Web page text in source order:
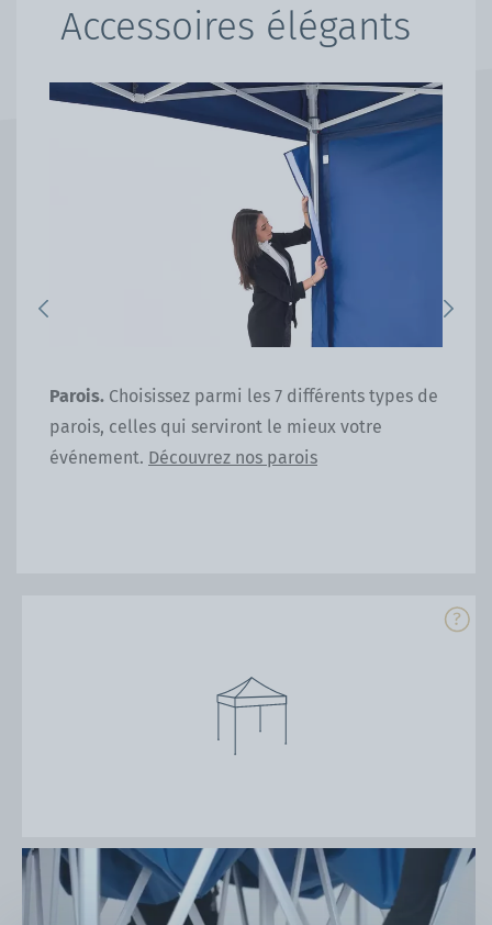
Accessoires élégants
Parois. Choisissez parmi les 7 différents types de
parois, celles qui serviront le mieux votre
événement. Découvrez nos parois